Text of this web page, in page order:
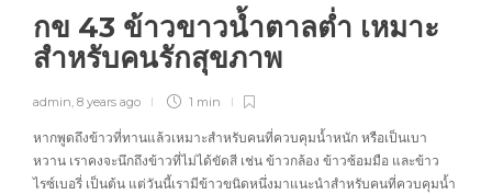
กข 43 ข้าวขาวน้ำตาลต่ำ เหมาะ
สำหรับคนรักสุขภาพ
admin, 8 years ago 1 min
หากพูดถึงข้าวที่ทานแล้วเหมาะสำหรับคนที่ควบคุมน้ำหนัก หรือเป็นเบา
หวาน เราคงจะนึกถึงข้าวที่ไม่ได้ขัดสี เช่น ข้าวกล้อง ข้าวซ้อมมือ และข้าว
ไรซ์เบอรี่ เป็นต้น แต่วันนี้เรามีข้าวขนิดหนึ่งมาแนะนำสำหรับคนที่ควบคุมน้ำ